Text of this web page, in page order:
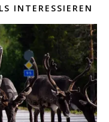
INTERESSIEREN